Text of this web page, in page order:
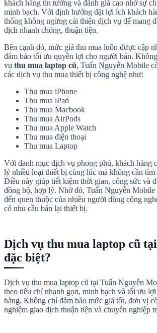
khách hàng tin tưởng và đánh giá cao nhờ sự
minh bạch. Với định hướng đặt lợi ích khách
thống không ngừng cải thiện dịch vụ để mang
dịch nhanh chóng, thuận tiện.
Bên cạnh đó, mức giá thu mua luôn được cập
đảm bảo tối ưu quyền lợi cho người bán.
vụ thu mua laptop cũ, Tuấn Nguyễn Mobile
các dịch vụ thu mua thiết bị công nghệ như:
Thu mua iPhone
Thu mua iPad
Thu mua Macbook
Thu mua AirPods
Thu mua Apple Watch
Thu mua điện thoại
Thu mua Laptop
Với danh mục dịch vụ phong phú, khách hàng
lý nhiều loại thiết bị cùng lúc mà không cần
Điều này giúp tiết kiệm thời gian, công sức và
đồng bộ, hợp lý. Nhờ đó, Tuấn Nguyễn Mobile
đến quen thuộc của nhiều người dùng công
có nhu cầu bán lại thiết bị.
Dịch vụ thu mua laptop cũ
đặc biệt?
Dịch vụ thu mua laptop cũ tại Tuấn Nguyễn
theo tiêu chí nhanh gọn, minh bạch và tối ưu
hàng. Không chỉ đảm bảo mức giá tốt, đơn vị
nghiệm giao dịch thuận tiện và chuyên nghiệp